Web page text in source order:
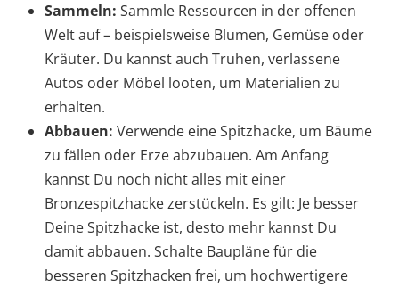
Sammeln: Sammle Ressourcen in der offenen
Welt auf – beispielsweise Blumen, Gemüse oder
Kräuter. Du kannst auch Truhen, verlassene
Autos oder Möbel looten, um Materialien zu
erhalten.
Abbauen: Verwende eine Spitzhacke, um Bäume
zu fällen oder Erze abzubauen. Am Anfang
kannst Du noch nicht alles mit einer
Bronzespitzhacke zerstückeln. Es gilt: Je besser
Deine Spitzhacke ist, desto mehr kannst Du
damit abbauen. Schalte Baupläne für die
besseren Spitzhacken frei, um hochwertigere